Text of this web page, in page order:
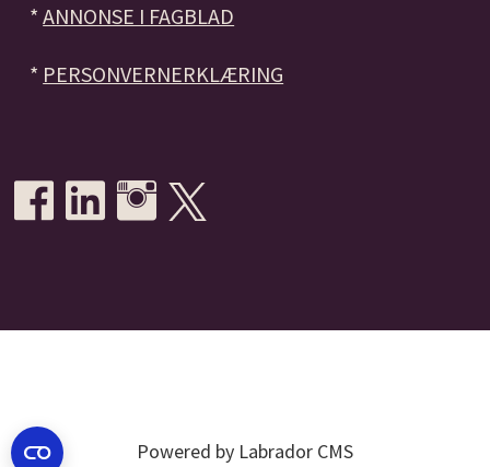
*ANNONSE I FAGBLAD
* PERSONVERNERKLÆRING
Powered by Labrador CMS